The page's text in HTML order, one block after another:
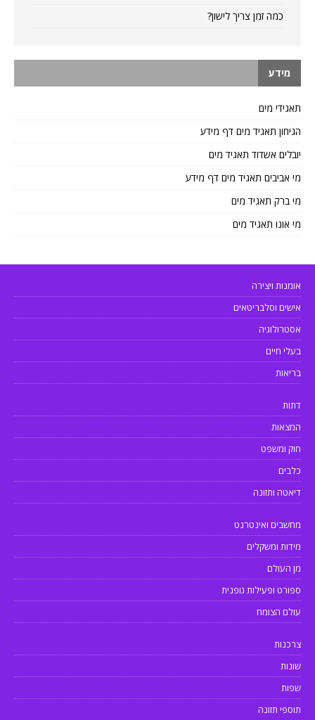
כמה זמן צריך לישון?
מידע
תאגידי מים
הגיחון תאגיד מים דף מידע
יובלים אשדוד תאגיד מים
מי אביבים תאגיד מים דף מידע
מי ברק תאגיד מים
מי אונו תאגיד מים
אומנות ויצירה
אישים וסלבריטאים
אסטרולוגיה
בעלי חיים
בריאות
דתות
המצאות
חוק ומשפט
כלבים
דיאטה ותזונה
מחשבים ואינטרנט
מידות ומשקלים
מן העולם
ספורט ופעילות גופנית
עולם הצומח
צרכנות
שונות
שפות
תוספי תזונה